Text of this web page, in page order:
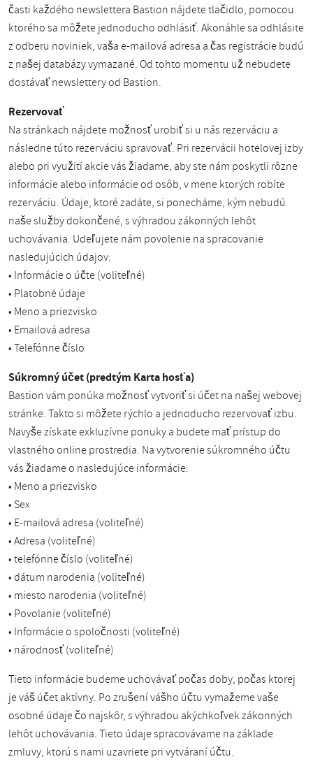
časti každého newslettera Bastion nájdete tlačidlo, pomocou
ktorého sa môžete jednoducho odhlásiť. Akonáhle sa odhlásite
z odberu noviniek, vaša e-mailová adresa a čas registrácie budú
z našej databázy vymazané. Od tohto momentu už nebudete
dostávať newslettery od Bastion.
Rezervovať
Na stránkach nájdete možnosť urobiť si u nás rezerváciu a
následne túto rezerváciu spravovať. Pri rezervácii hotelovej izby
alebo pri využití akcie vás žiadame, aby ste nám poskytli rôzne
informácie alebo informácie od osôb, v mene ktorých robíte
rezerváciu. Údaje, ktoré zadáte, si ponecháme, kým nebudú
naše služby dokončené, s výhradou zákonných lehôt
uchovávania. Udeľujete nám povolenie na spracovanie
nasledujúcich údajov:
• Informácie o účte (voliteľné)
• Platobné údaje
• Meno a priezvisko
• Emailová adresa
• Telefónne číslo
Súkromný účet (predtým Karta hosťa)
Bastion vám ponúka možnosť vytvoriť si účet na našej webovej
stránke. Takto si môžete rýchlo a jednoducho rezervovať izbu.
Navyše získate exkluzívne ponuky a budete mať prístup do
vlastného online prostredia. Na vytvorenie súkromného účtu
vás žiadame o nasledujúce informácie:
• Meno a priezvisko
• Sex
• E-mailová adresa (voliteľné)
• Adresa (voliteľné)
• telefónne číslo (voliteľné)
• dátum narodenia (voliteľné)
• miesto narodenia (voliteľné)
• Povolanie (voliteľné)
• Informácie o spoločnosti (voliteľné)
• národnosť (voliteľné)
Tieto informácie budeme uchovávať počas doby, počas ktorej
je váš účet aktívny. Po zrušení vášho účtu vymažeme vaše
osobné údaje čo najskôr, s výhradou akýchkoľvek zákonných
lehôt uchovávania. Tieto údaje spracovávame na základe
zmluvy, ktorú s nami uzavriete pri vytváraní účtu.